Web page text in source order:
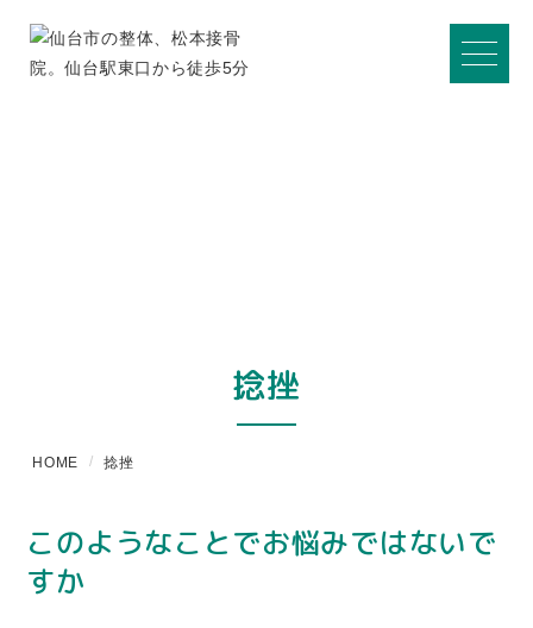
捻挫
HOME 捻挫
このようなことでお悩みではないで
すか